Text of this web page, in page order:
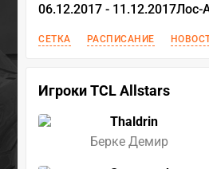
06.12.2017 - 11.12.2017Лос-
СЕТКА РАСПИСАНИЕ
Игроки TCL Allstars
Thaldrin
Берке Демир